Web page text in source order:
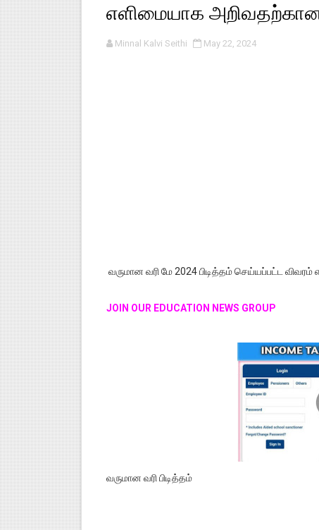
எளிமையாக
Minnal Kalvi Seithi May 22, 2024
வருமான வரி மே 2024 பிடித்தம் செய்யப்பட்ட
JOIN OUR EDUCATION NEWS GROUP
வருமான வரி பிடித்தம்